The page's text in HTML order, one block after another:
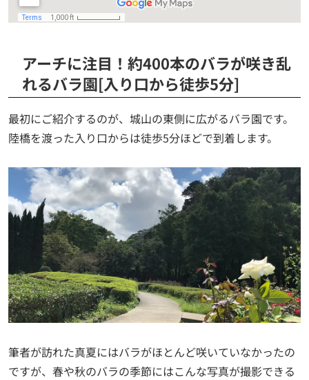
アーチに注目！約400本のバラが咲き乱
れるバラ園[入り口から徒歩5分]
最初にご紹介するのが、城山の東側に広がるバラ園です。
陸橋を渡った入り口からは徒歩5分ほどで到着します。
筆者が訪れた真夏にはバラがほとんど咲いていなかったの
ですが、春や秋のバラの季節にはこんな写真が撮影できる